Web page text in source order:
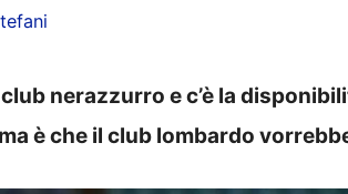
nerazzurro e c’è la
è che il club lombardo